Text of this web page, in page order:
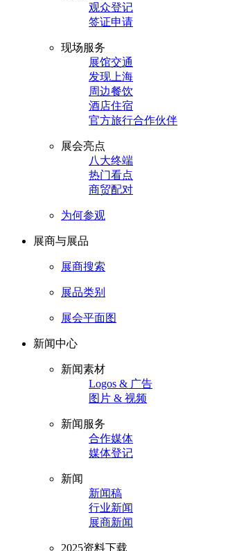
观众登记
签证申请
现场服务
展馆交通
发现上海
周边餐饮
酒店住宿
官方旅行合作伙伴
展会亮点
八大终端
热门看点
商贸配对
为何参观
展商与展品
展商搜索
展品类别
展会平面图
新闻中心
新闻素材
Logos & 广告
图片 & 视频
新闻服务
合作媒体
媒体登记
新闻
新闻稿
行业新闻
展商新闻
2025资料下载